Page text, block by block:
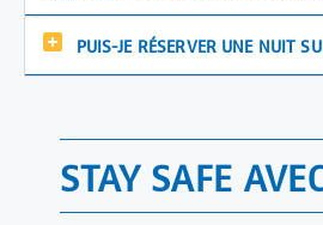
PUIS-JE RÉSERVER UNE NUIT
STAY SAFE